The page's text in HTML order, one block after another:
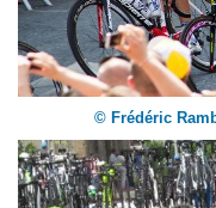
© Frédéric